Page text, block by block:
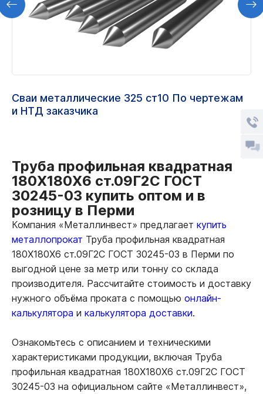
Сваи металлические 325 ст10 По чертежам
и НТД заказчика
Труба профильная квадратная
180Х180Х6 ст.09Г2С ГОСТ
30245-03 купить оптом и в
розницу в Перми
Компания «Металлинвест» предлагает купить
металлопрокат Труба профильная квадратная
180Х180Х6 ст.09Г2С ГОСТ 30245-03 в Перми по
выгодной цене за метр или тонну со склада
производителя. Рассчитайте стоимость и доставку
нужного объёма проката с помощью онлайн-
калькулятора и калькулятора доставки.
Ознакомьтесь с описанием и техническими
характеристиками продукции, включая Труба
профильная квадратная 180Х180Х6 ст.09Г2С ГОСТ
30245-03 на официальном сайте «Металлинвест»,